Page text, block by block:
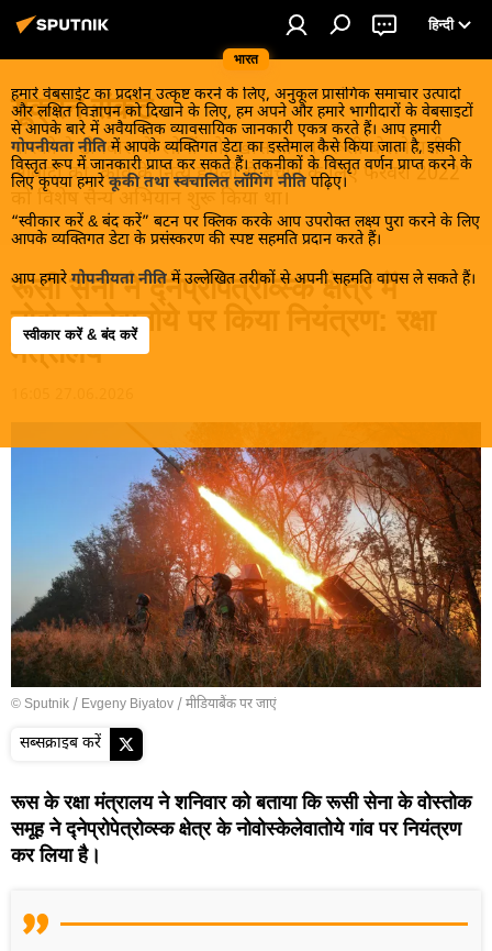
भारत
हिन्दी
हमारे वेबसाईट का प्रदर्शन उत्कृष्ट करने के लिए, अनुकूल प्रासंगिक समाचार उत्पादों
और लक्षित विज्ञापन को दिखाने के लिए, हम अपने और हमारे भागीदारों के वेबसाइटों
से आपके बारे में अवैयक्तिक व्यावसायिक जानकारी एकत्र करते हैं। आप हमारी
गोपनीयता नीति में आपके व्यक्तिगत डेटा का इस्तेमाल कैसे किया जाता है, इसकी
विस्तृत रूप में जानकारी प्राप्त कर सकते हैं। तकनीकों के विस्तृत वर्णन प्राप्त करने के
लिए कृपया हमारे कूकी तथा स्वचालित लॉगिंग नीति पढ़िए।
“स्वीकार करें & बंद करें” बटन पर क्लिक करके आप उपरोक्त लक्ष्य पुरा करने के लिए
आपके व्यक्तिगत डेटा के प्रसंस्करण की स्पष्ट सहमति प्रदान करते हैं।
आप हमारे गोपनीयता नीति में उल्लेखित तरीकों से अपनी सहमति वापस ले सकते हैं।
स्वीकार करें & बंद करें
यूक्रेन संकट
मास्को ने डोनबास के लोगों को, खास तौर पर रूसी बोलनेवाली
आबादी को, कीव के नित्य हमलों से बचाने के लिए फरवरी 2022
को विशेष सैन्य अभियान शुरू किया था।
रूसी सेना ने द्नेप्रोपेत्रोव्स्क क्षेत्र में
नोवोस्केलेवातोये पर किया नियंत्रण: रक्षा
मंत्रालय
© Sputnik / Evgeny Biyatov /मीडियाबैंक पर जाएं
सब्सक्राइब करें
रूस के रक्षा मंत्रालय ने शनिवार को बताया कि रूसी सेना के वोस्तोक
समूह ने द्नेप्रोपेत्रोव्स्क क्षेत्र के नोवोस्केलेवातोये गांव पर नियंत्रण
कर लिया है।